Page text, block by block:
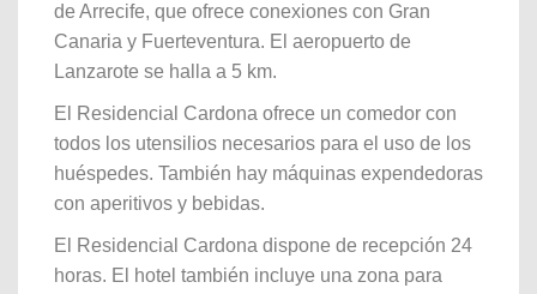
de Arrecife, que ofrece conexiones con Gran
Canaria y Fuerteventura. El aeropuerto de
Lanzarote se halla a 5 km.
El Residencial Cardona ofrece un comedor con
todos los utensilios necesarios para el uso de los
huéspedes. También hay máquinas expendedoras
con aperitivos y bebidas.
El Residencial Cardona dispone de recepción 24
horas. El hotel también incluye una zona para